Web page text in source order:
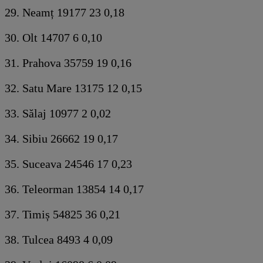
29. Neamț 19177 23 0,18
30. Olt 14707 6 0,10
31. Prahova 35759 19 0,16
32. Satu Mare 13175 12 0,15
33. Sălaj 10977 2 0,02
34. Sibiu 26662 19 0,17
35. Suceava 24546 17 0,23
36. Teleorman 13854 14 0,17
37. Timiș 54825 36 0,21
38. Tulcea 8493 4 0,09